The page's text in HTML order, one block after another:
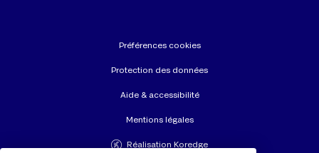
Préférences cookies
Protection des données
Aide & accessibilité
Mentions légales
Réalisation Koredge